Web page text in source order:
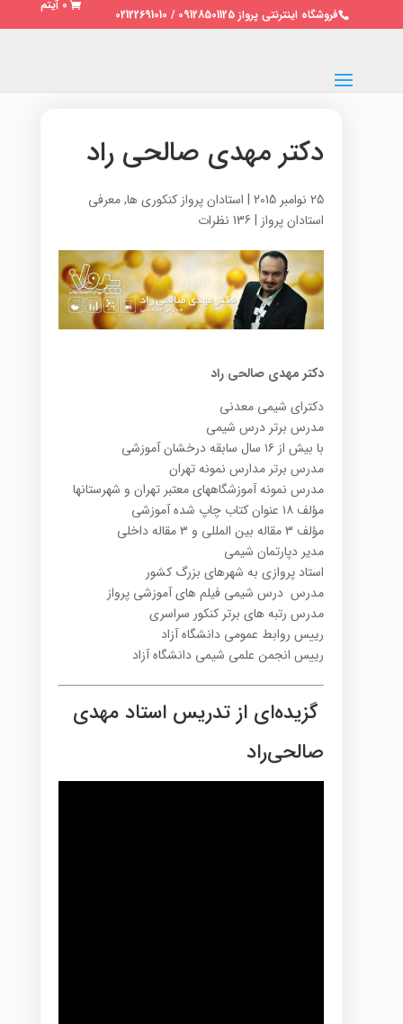
فروشگاه اینترنتی پرواز 09128501125 / 02122691010
0 آیتم
دکتر مهدی صالحی راد
25 نوامبر 2015 | استادان پرواز کنکوری ها,معرفی
استادان پرواز | 136 نظرات
دکتر مهدی صالحی راد
دکترای شیمی معدنی
مدرس برتر درس شیمی
با بیش از ۱۶ سال سابقه درخشان آموزشی
مدرس برتر مدارس نمونه تهران
مدرس نمونه آموزشگاههای معتبر تهران و شهرستانها
مؤلف ۱۸ عنوان کتاب چاپ شده آموزشی
مؤلف ۳ مقاله بین المللی و ۳ مقاله داخلی
مدیر دپارتمان شیمی
استاد پروازی به شهرهای بزرگ کشور
مدرس درس شیمی فیلم های آموزشی پرواز
مدرس رتبه های برتر کنکور سراسری
رییس روابط عمومی دانشگاه آزاد
رییس انجمن علمی شیمی دانشگاه آزاد
گزیده‌ای از تدریس استاد مهدی
صالحی‌راد